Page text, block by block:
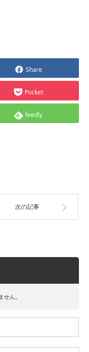
Share
Pocket
feedly
次の記事
ん。